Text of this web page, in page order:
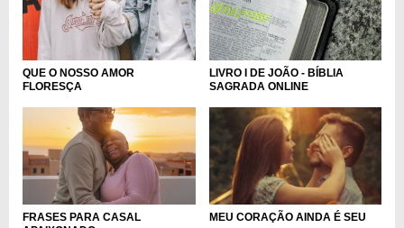
QUE O NOSSO AMOR
FLORESÇA
LIVRO I DE JOÃO - BÍBLIA
SAGRADA ONLINE
FRASES PARA CASAL
MEU CORAÇÃO AINDA É SEU